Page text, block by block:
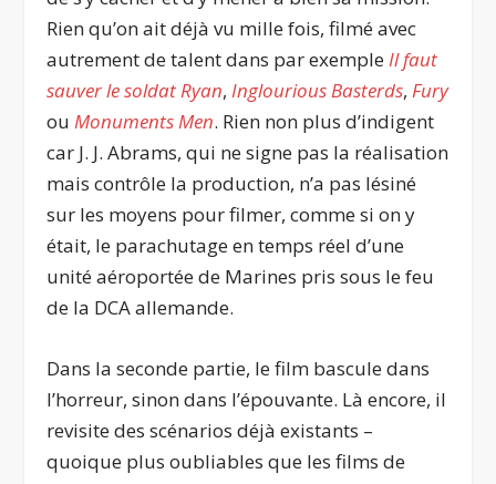
Rien qu’on ait déjà vu mille fois, filmé avec
autrement de talent dans par exempleIl faut
sauver le soldat Ryan,Inglourious Basterds,Fury
ouMonuments Men. Rien non plus d’indigent
car J. J. Abrams, qui ne signe pas la réalisation
mais contrôle la production, n’a pas lésiné
sur les moyens pour filmer, comme si on y
était, le parachutage en temps réel d’une
unité aéroportée de Marines pris sous le feu
de la DCA allemande.
Dans la seconde partie, le film bascule dans
l’horreur, sinon dans l’épouvante. Là encore, il
revisite des scénarios déjà existants –
quoique plus oubliables que les films de